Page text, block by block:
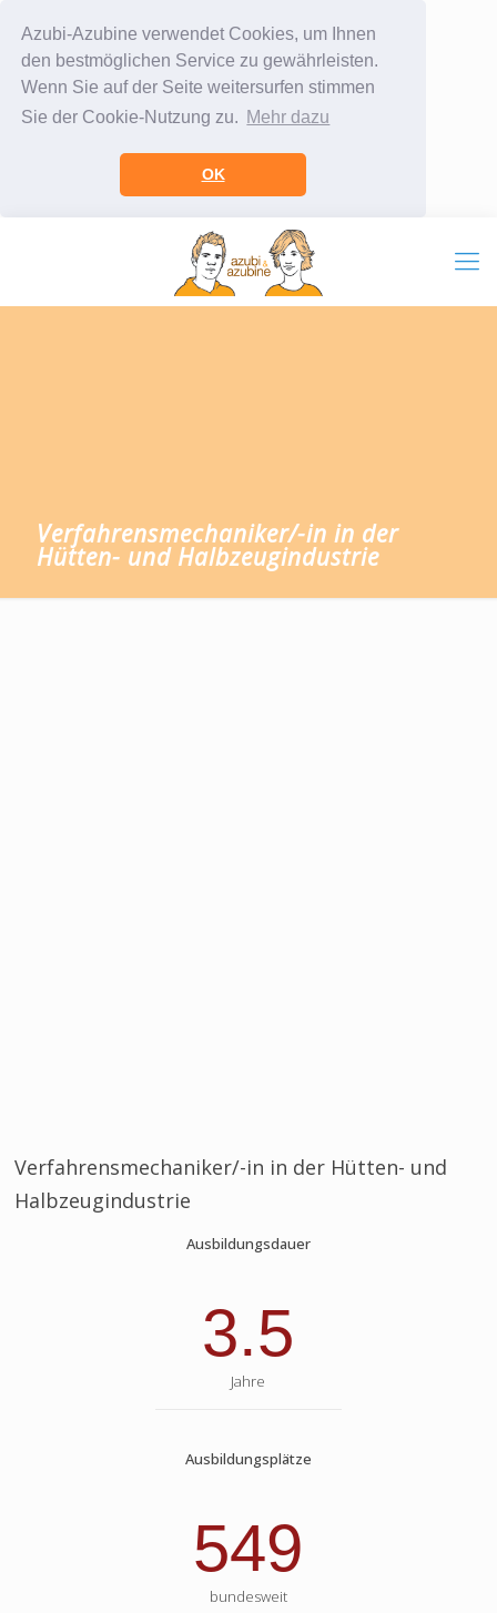
Azubi-Azubine verwendet Cookies, um Ihnen
den bestmöglichen Service zu gewährleisten.
Wenn Sie auf der Seite weitersurfen stimmen
Sie der Cookie-Nutzung zu. Mehr dazu
OK
Verfahrensmechaniker/-in in der
Hütten- und Halbzeugindustrie
Verfahrensmechaniker/-in in der Hütten- und
Halbzeugindustrie
Ausbildungsdauer
3.5
Jahre
Ausbildungsplätze
549
bundesweit